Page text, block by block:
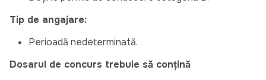
Tip de angajare:
Perioadă nedeterminată.
Dosarul de concurs trebuie să conțină